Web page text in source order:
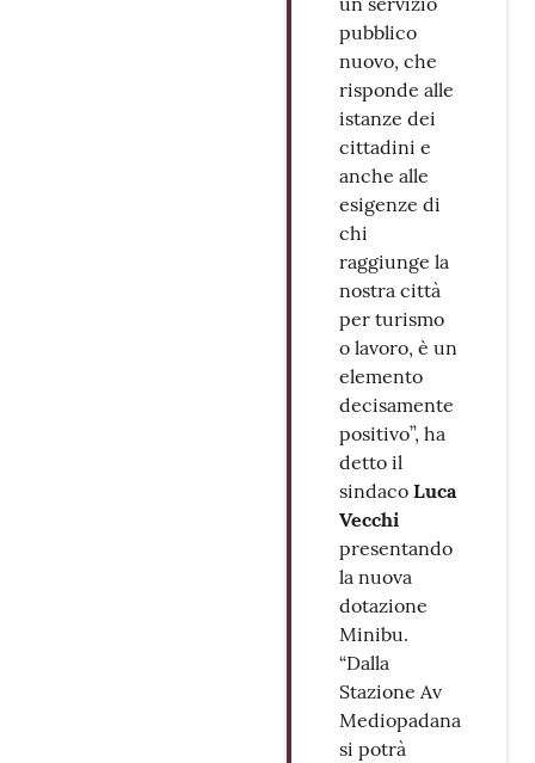
pubblico
nuovo, che
risponde alle
istanze dei
cittadini e
anche alle
esigenze di
chi
raggiunge la
nostra città
per turismo
o lavoro, è un
elemento
decisamente
positivo”, ha
detto il
sindaco Luca
Vecchi
presentando
la nuova
dotazione
Minibu.
“Dalla
Stazione Av
Mediopadana
si potrà